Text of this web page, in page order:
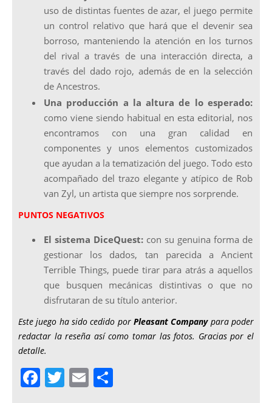
uso de distintas fuentes de azar, el juego permite
un control relativo que hará que el devenir sea
borroso, manteniendo la atención en los turnos
del rival a través de una interacción directa, a
través del dado rojo, además de en la selección
de Ancestros.
Una producción a la altura de lo esperado:
como viene siendo habitual en esta editorial, nos
encontramos con una gran calidad en
componentes y unos elementos customizados
que ayudan a la tematización del juego. Todo esto
acompañado del trazo elegante y atípico de Rob
van Zyl, un artista que siempre nos sorprende.
PUNTOS NEGATIVOS
El sistema DiceQuest: con su genuina forma de
gestionar los dados, tan parecida a Ancient
Terrible Things, puede tirar para atrás a aquellos
que busquen mecánicas distintivas o que no
disfrutaran de su título anterior.
Este juego ha sido cedido por Pleasant Company para poder
redactar la reseña así como tomar las fotos. Gracias por el
detalle.
F
T
E